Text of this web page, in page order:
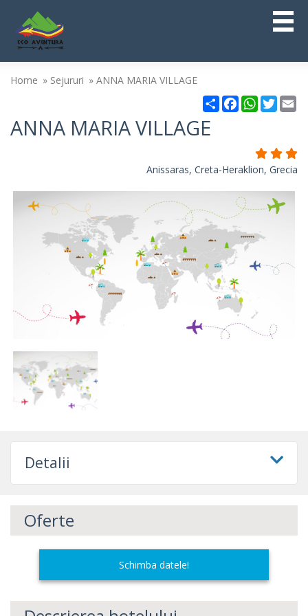
Home Sejururi ANNA MARIA VILLAGE
Partajare
Facebook
ANNA MARIA VILLAGE
Anissaras, Creta-Heraklion, Grecia
Detalii
Oferte
Schimba datele!